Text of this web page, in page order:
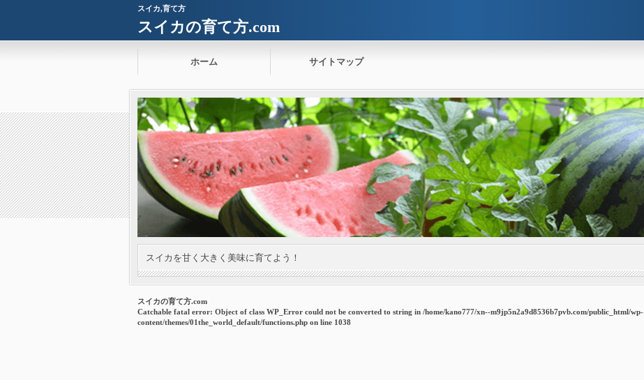
スイカ,育て方
スイカの育て方.com
ホーム サイトマップ
スイカを甘く大きく美味に育てよう！
スイカの育て方.com
Catchable fatal error: Object of class WP_Error could not be converted to string in /home/kano777/xn--m9jp5n2a9d8536b7pvb.com/public_html/wp-
content/themes/01the_world_default/functions.php on line 1038